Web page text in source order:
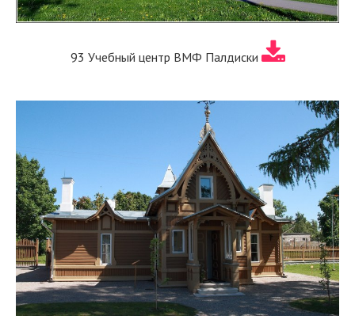
93 Учебный центр ВМФ Палдиски